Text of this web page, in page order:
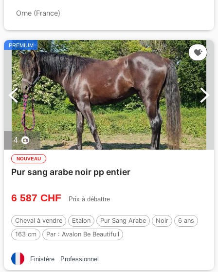
Orne (France)
PREMIUM
4
NOUVEAU
Pur sang arabe noir pp entier
6 587 CHF Prix à débattre
Cheval à vendre Etalon Pur Sang Arabe Noir
6 ans
163 cm
Par : Avalon Be Beautifull
Finistère Professionnel